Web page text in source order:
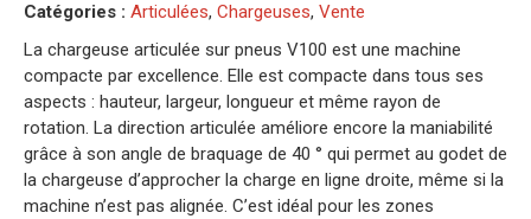
Catégories : Articulées, Chargeuses, Vente
La chargeuse articulée sur pneus V100 est une machine
compacte par excellence. Elle est compacte dans tous ses
aspects : hauteur, largeur, longueur et même rayon de
rotation. La direction articulée améliore encore la maniabilité
grâce à son angle de braquage de 40 ° qui permet au godet de
la chargeuse d’approcher la charge en ligne droite, même si la
machine n’est pas alignée. C’est idéal pour les zones